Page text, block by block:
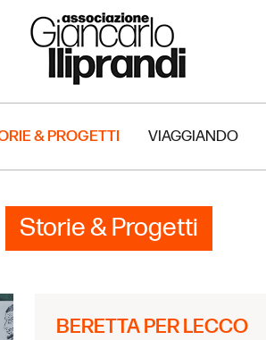
& PROGETTI VIAGGIANDO
Storie & Progetti
BERETTA PER LECCO